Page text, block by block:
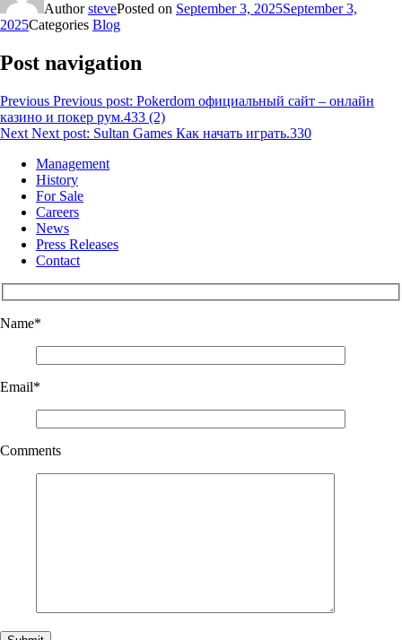
AuthorstevePosted on September 3, 2025September 3,
2025Categories Blog
Post navigation
Previous Previous post: Pokerdom официальный сайт – онлайн
казино и покер рум.433 (2)
Next Next post: Sultan Games Как начать играть.330
Management
History
For Sale
Careers
News
Press Releases
Contact
Name*
Email*
Comments